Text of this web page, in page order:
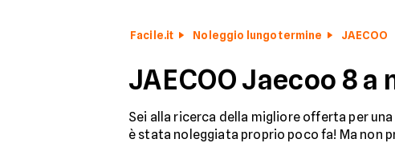
Facile.it Noleggio lungo termine JAECOO
JAECOO Jaecoo 8
Sei alla ricerca della migliore offerta per una
è stata noleggiata proprio poco fa! Ma non